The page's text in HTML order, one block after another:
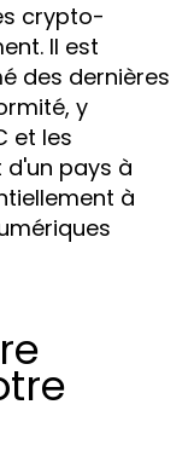
crypto-
Il est
des dernières
y
et les
pays à
à